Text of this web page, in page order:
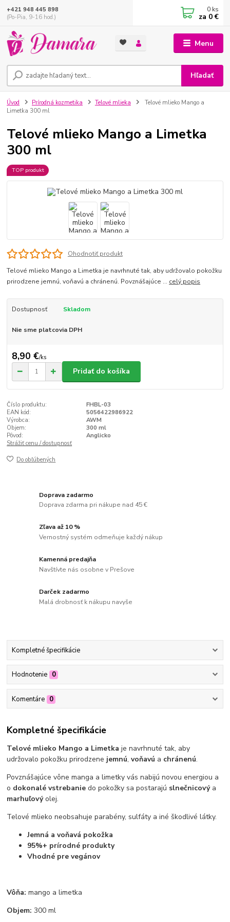
Menu
Hľadať
+421 948 445 898
(Po-Pia, 9-16 hod.)
0 ks
za 0 €
Úvod Prírodná kozmetika Telové mlieka
Telové mlieko Mango a
Limetka 300 ml
Telové mlieko Mango a Limetka
300 ml
TOP produkt
Ohodnotiť produkt
Telové mlieko Mango a Limetka je navrhnuté tak, aby udržovalo pokožku
prirodzene jemnú, voňavú a chránenú. Povznášajúce ... celý popis
Dostupnosť Skladom
Nie sme platcovia DPH
8,90 €/ks
Pridať do košíka
Číslo produktu:
FHBL-03
EAN kód:
5056422986922
Výrobca:
AWM
Objem:
300 ml
Pôvod:
Anglicko
Strážiť cenu / dostupnosť
Do obľúbených
Doprava zadarmo
Doprava zdarma pri nákupe nad 45 €
Zľava až 10 %
Vernostný systém odmeňuje každý nákup
Kamenná predajňa
Navštívte nás osobne v Prešove
Darček zadarmo
Malá drobnosť k nákupu navyše
Kompletné špecifikácie
Hodnotenie 0
Komentáre 0
Kompletné špecifikácie
Telové mlieko Mango a Limetkaje navrhnuté tak, aby
udržovalo pokožku prirodzene jemnú,voňavú a chránenú.
Povznášajúce vône manga a limetky vás nabijú novou energiou a
o dokonalé vstrebaniedo pokožky sa postarajú slnečnicový a
marhuľovýolej.
Telové mlieko neobsahuje parabény, sulfáty a iné škodlivé látky.
Jemná a voňavá pokožka
95%+ prírodné produkty
Vhodné pre vegánov
Vôňa:mango a limetka
Objem: 300 ml